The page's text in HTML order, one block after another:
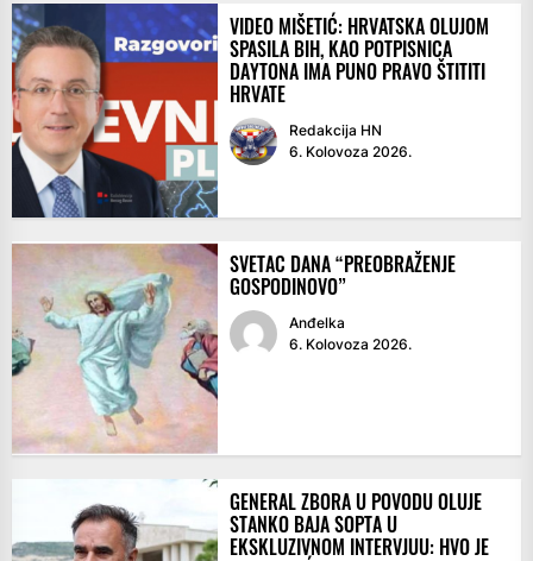
VIDEO MIŠETIĆ: HRVATSKA OLUJOM
SPASILA BIH, KAO POTPISNICA
DAYTONA IMA PUNO PRAVO ŠTITITI
HRVATE
Redakcija HN
6. Kolovoza 2026.
SVETAC DANA “PREOBRAŽENJE
GOSPODINOVO”
Anđelka
6. Kolovoza 2026.
GENERAL ZBORA U POVODU OLUJE
STANKO BAJA SOPTA U
EKSKLUZIVNOM INTERVJUU: HVO JE